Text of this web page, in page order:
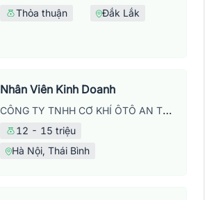
Thỏa thuận Đắk Lắk
Nhân Viên Kinh Doanh
CÔNG TY TNHH CƠ KHÍ ÔTÔ AN THÁI
12 - 15 triệu
Hà Nội, Thái Bình